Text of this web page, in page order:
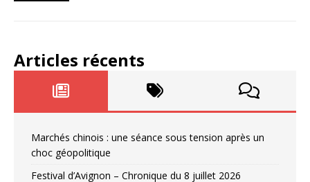
Articles récents
Marchés chinois : une séance sous tension après un
choc géopolitique
Festival d’Avignon – Chronique du 8 juillet 2026